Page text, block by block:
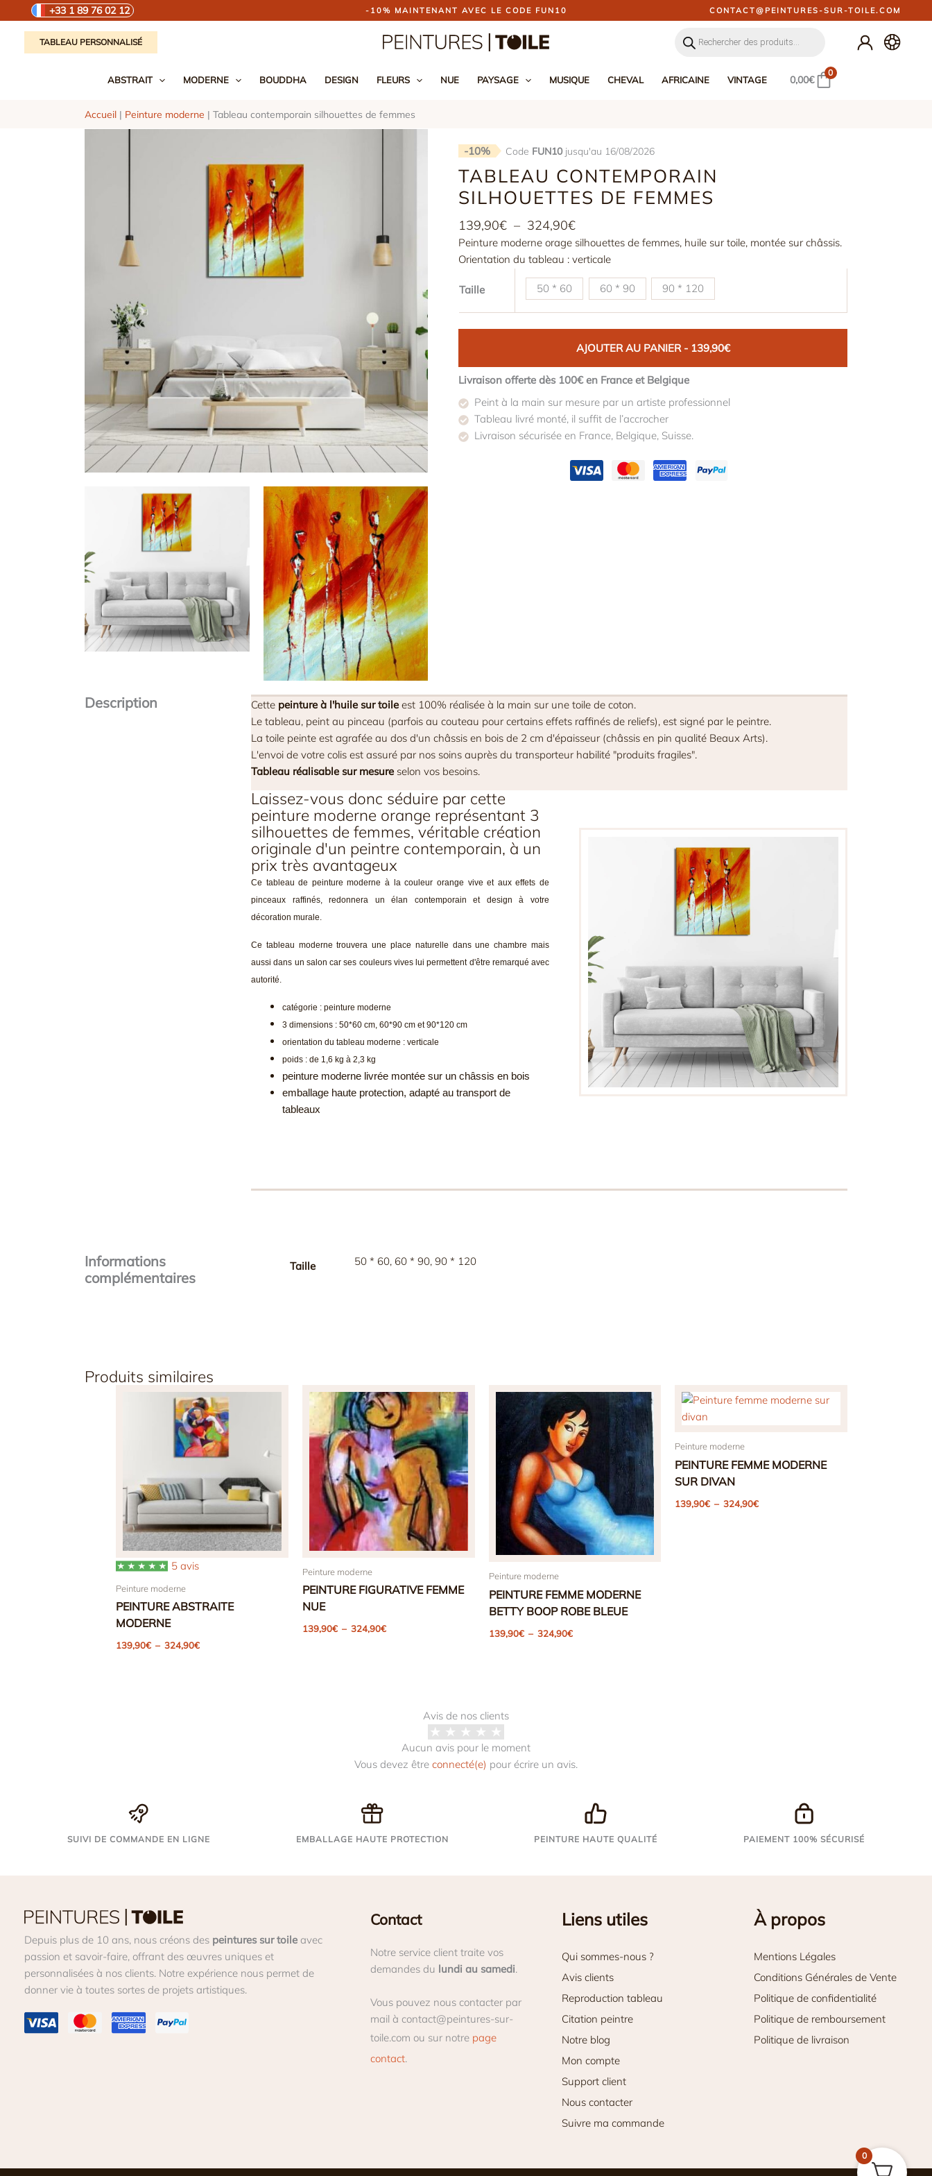
au
+33 1 89 76 02 12 -10% MAINTENANT AVEC LE CODE FUN10 CONTACT@PEINTURES-SUR-TOILE.COM
TABLEAU PERSONNALISÉ de
produits
ABSTRAIT MODERNE BOUDDHA DESIGN FLEURS NUE PAYSAGE MUSIQUE CHEVAL AFRICAINE VINTAGE
0
0,00€
Accueil | Peinture moderne | Tableau contemporain silhouettes de femmes
-10% Code FUN10jusqu'au 16/08/2026
TABLEAU CONTEMPORAIN
SILHOUETTES DE FEMMES
139,90€ – 324,90€Plage
de
prix :
139,90€
Peinture moderne orage silhouettes de femmes, huile sur toile, montée sur châssis.
Orientation du tableau : verticale
Taille 50 * 60 60 * 90 90 * 120
AJOUTER AU PANIER - 139,90€
Livraison offerte dès 100€ en France et Belgique
Peint à la main sur mesure par un artiste professionnel
Tableau livré monté, il suffit de l’accrocher
Livraison sécurisée en France, Belgique, Suisse.
Description Cette peinture à l'huile sur toile est 100% réalisée à la main sur une toile de coton.
Le tableau, peint au pinceau (parfois au couteau pour certains effets raffinés de reliefs), est signé par le peintre.
La toile peinte est agrafée au dos d'un châssis en bois de 2 cm d'épaisseur (châssis en pin qualité Beaux Arts).
L'envoi de votre colis est assuré par nos soins auprès du transporteur habilité "produits fragiles".
Tableau réalisable sur mesure selon vos besoins.
Laissez-vous donc séduire par cette
peinture moderne orange représentant 3
silhouettes de femmes, véritable création
originale d'un peintre contemporain, à un
prix très avantageux
Ce tableau de peinture moderne à la couleur orange vive et aux effets de
pinceaux raffinés, redonnera un élan contemporain et design à votre
décoration murale.
Ce tableau moderne trouvera une place naturelle dans une chambre mais
aussi dans un salon car ses couleurs vives lui permettent d'être remarqué avec
autorité.
catégorie : peinture moderne
3 dimensions : 50*60 cm, 60*90 cm et 90*120 cm
orientation du tableau moderne : verticale
poids : de 1,6 kg à 2,3 kg
peinture moderne livrée montée sur un châssis en bois
emballage haute protection, adapté au transport de
tableaux
Informations
complémentaires
Taille 50 * 60, 60 * 90, 90 * 120
Produits similaires
5 avis
Peinture moderne
PEINTURE ABSTRAITE
MODERNE
139,90€ – 324,90€Plage
Peinture moderne
PEINTURE FIGURATIVE FEMME
NUE
139,90€ – 324,90€Plage
Peinture moderne
PEINTURE FEMME MODERNE
BETTY BOOP ROBE BLEUE
139,90€ – 324,90€Plage
Peinture moderne
PEINTURE FEMME MODERNE
SUR DIVAN
139,90€ – 324,90€Plage
Avis de nos clients
Aucun avis pour le moment
Vous devez être connecté(e) pour écrire un avis.
SUIVI DE COMMANDE EN LIGNE EMBALLAGE HAUTE PROTECTION PEINTURE HAUTE QUALITÉ PAIEMENT 100% SÉCURISÉ
Depuis plus de 10 ans, nous créons des peintures sur toile avec
passion et savoir-faire, offrant des œuvres uniques et
personnalisées à nos clients. Notre expérience nous permet de
donner vie à toutes sortes de projets artistiques.
Contact
Notre service client traite vos
demandes du lundi au samedi.
Vous pouvez nous contacter par
mail à contact@peintures-sur-
toile.com ou sur notre page
contact.
Liens utiles
Qui sommes-nous ?
Avis clients
Reproduction tableau
Citation peintre
Notre blog
Mon compte
Support client
Nous contacter
Suivre ma commande
À propos
Mentions Légales
Conditions Générales de Vente
Politique de confidentialité
Politique de remboursement
Politique de livraison
0